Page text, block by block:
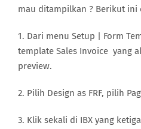
mau ditampilkan ? Berikut ini
1. Dari menu Setup | Form
template Sales Invoice yang
preview.
2. Pilih Design as FRF, pilih
3. Klik sekali di IBX yang